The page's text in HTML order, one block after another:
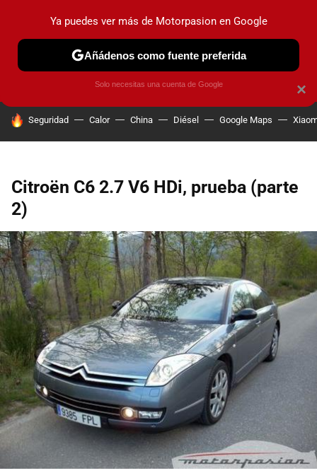
PRUEBAS COCHES ELÉCTRICOS OBSERVATORIO
HOY SE HABLA DE
Seguridad Calor China Diésel Google Maps
Citroën C6 2.7 V6 HDi, prueba (parte
2)
×
Ya puedes ver más de Motorpasion en Google
Añádenos como fuente preferida
Solo necesitas una cuenta de Google